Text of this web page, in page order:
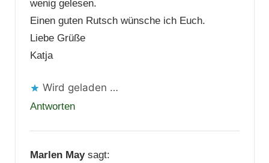
wenig gelesen.
Einen guten Rutsch wünsche ich Euch.
Liebe Grüße
Katja
Wird geladen …
Antworten
Marlen May sagt: